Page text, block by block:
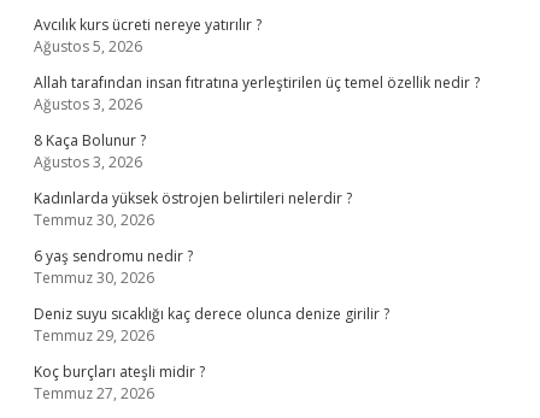
Avcılık kurs ücreti nereye yatırılır ?
Ağustos 5, 2026
Allah tarafından insan fıtratına yerleştirilen üç temel özellik nedir ?
Ağustos 3, 2026
8 Kaça Bolunur ?
Ağustos 3, 2026
Kadınlarda yüksek östrojen belirtileri nelerdir ?
Temmuz 30, 2026
6 yaş sendromu nedir ?
Temmuz 30, 2026
Deniz suyu sıcaklığı kaç derece olunca denize girilir ?
Temmuz 29, 2026
Koç burçları ateşli midir ?
Temmuz 27, 2026